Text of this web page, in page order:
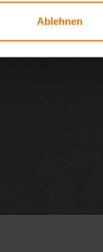
Ablehnen